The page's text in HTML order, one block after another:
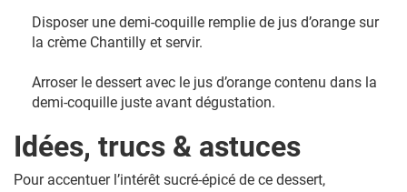
Disposer une demi-coquille remplie de jus d’orange sur
la crème Chantilly et servir.
Arroser le dessert avec le jus d’orange contenu dans la
demi-coquille juste avant dégustation.
Idées, trucs & astuces
Pour accentuer l’intérêt sucré-épicé de ce dessert,